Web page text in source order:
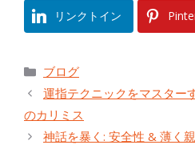
リンクトイン
カ
テ
ゴ
リ
ー
ブログ
運指テクニックをマスター
のカリミス
神話を暴く: 安全性 & 薄く